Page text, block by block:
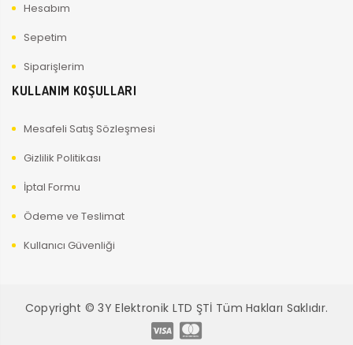
Hesabım
Sepetim
Siparişlerim
KULLANIM KOŞULLARI
Mesafeli Satış Sözleşmesi
Gizlilik Politikası
İptal Formu
Ödeme ve Teslimat
Kullanıcı Güvenliği
Copyright © 3Y Elektronik LTD ŞTİ Tüm Hakları Saklıdır.